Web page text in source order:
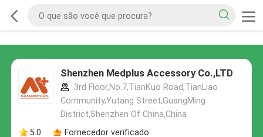
Shenzhen Medplus Accessory Co.,LTD
3rd Floor,No.7,TianKuo Road,TianLiao
Community,Yutang Street,GuangMing
District,Shenzhen Of China,China
5.0
Fornecedor verificado